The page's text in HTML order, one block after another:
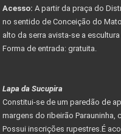
Acesso: A partir da praça do
no sentido de Conceição do
alto da serra avista-se a escultura
Forma de entrada: gratuita.
Lapa da Sucupira
Constitui-se de um paredão de
margens do ribeirão Parauninha,
Possui inscrições rupestres.É